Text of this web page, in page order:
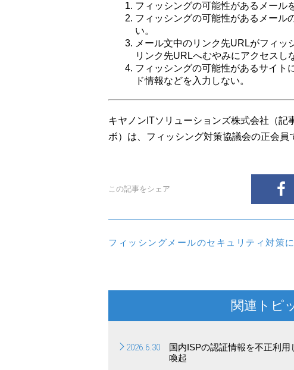
フィッシングの可能性があるメール
フィッシングの可能性があるメール
い。
メール文中のリンク先URLがフィッ
リンク先URLへむやみにアクセスし
フィッシングの可能性があるサイト
ド情報などを入力しない。
キヤノンITソリューションズ株式会社（記
ボ）は、フィッシング対策協議会の正会員
この記事をシェア
フィッシングメールのセキュリティ対策に
関連トピ
2026.6.30
国内ISPの認証情報を不正利
喚起